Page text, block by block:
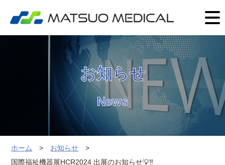
お知らせ
News
ホーム
お知らせ
国際福祉機器展HCR2024 出展のお知らせ💡‼️